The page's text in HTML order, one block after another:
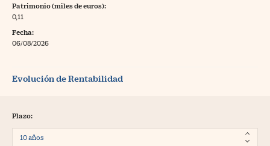
Patrimonio (miles de euros):
0,11
Fecha:
06/08/2026
Evolución de Rentabilidad
Plazo: